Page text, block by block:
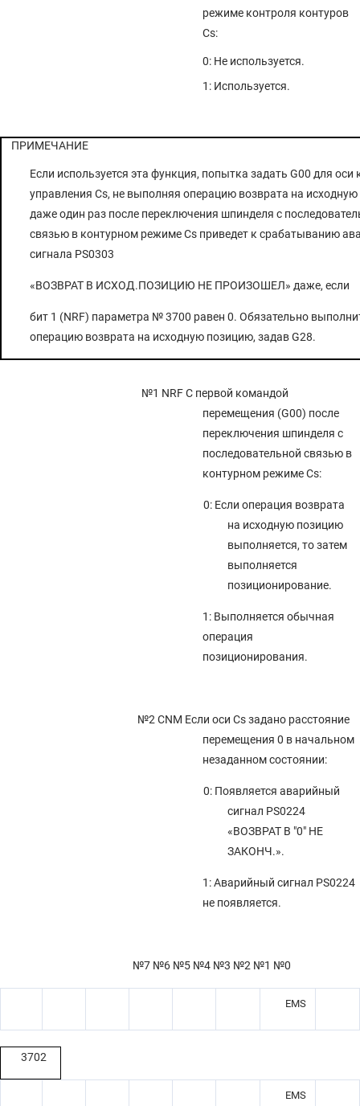
режиме контроля контуров
Cs:
0: Не используется.
1: Используется.
ПРИМЕЧАНИЕ
Если используется эта функция, попытка задать G00 для оси
управления Cs, не выполняя операцию возврата на
даже один раз после переключения шпинделя с
связью в контурном режиме Cs приведет к срабатыванию
сигнала PS0303
«ВОЗВРАТ В ИСХОД.ПОЗИЦИЮ НЕ ПРОИЗОШЕЛ» даже, если
бит 1 (NRF) параметра № 3700 равен 0. Обязательно
операцию возврата на исходную позицию, задав G28.
№1 NRFС первой командой
перемещения (G00) после
переключения шпинделя с
последовательной связью в
контурном режиме Cs:
0: Если операция возврата
на исходную позицию
выполняется, то затем
выполняется
позиционирование.
1: Выполняется обычная
операция
позиционирования.
№2 CNM Если оси Cs задано расстояние
перемещения 0 в начальном
незаданном состоянии:
0: Появляется аварийный
сигнал PS0224
«ВОЗВРАТ В "0" НЕ
ЗАКОНЧ.».
1: Аварийный сигнал PS0224
не появляется.
№7 №6 №5 №4 №3 №2 №1 №0
EMS
3702
EMS